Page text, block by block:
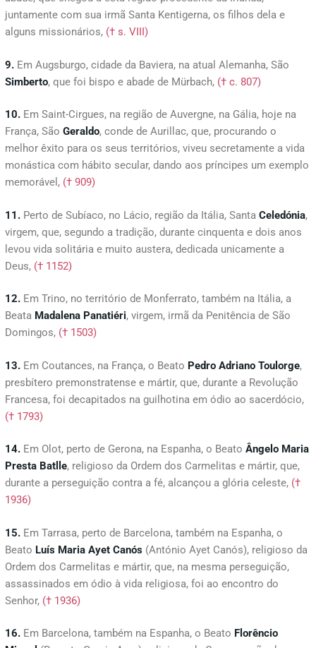
juntamente com sua irmã Santa Kentigerna, os filhos dela e
alguns missionários, († s. VIII)
9. Em Augsburgo, cidade da Baviera, na atual Alemanha, São
Simberto, que foi bispo e abade de Mürbach, († c. 807)
10. Em Saint-Cirgues, na região de Auvergne, na Gália, hoje na
França, São Geraldo, conde de Aurillac, que, procurando o
melhor êxito para os seus territórios, viveu secretamente a vida
monástica com hábito secular, dando aos príncipes um exemplo
memorável, († 909)
11. Perto de Subíaco, no Lácio, região da Itália, Santa Celedónia,
virgem, que, segundo a tradição, durante cinquenta e dois anos
levou vida solitária e muito austera, dedicada unicamente a
Deus, († 1152)
12. Em Trino, no território de Monferrato, também na Itália, a
Beata Madalena Panatiéri, virgem, irmã da Penitência de São
Domingos, († 1503)
13. Em Coutances, na França, o Beato Pedro Adriano Toulorge,
presbítero premonstratense e mártir, que, durante a Revolução
Francesa, foi decapitados na guilhotina em ódio ao sacerdócio,
(† 1793)
14. Em Olot, perto de Gerona, na Espanha, o Beato Ângelo Maria
Presta Batlle, religioso da Ordem dos Carmelitas e mártir, que,
durante a perseguição contra a fé, alcançou a glória celeste, (†
1936)
15. Em Tarrasa, perto de Barcelona, também na Espanha, o
Beato Luís Maria Ayet Canós (António Ayet Canós), religioso da
Ordem dos Carmelitas e mártir, que, na mesma perseguição,
assassinados em ódio à vida religiosa, foi ao encontro do
Senhor, († 1936)
16. Em Barcelona, também na Espanha, o Beato Florêncio